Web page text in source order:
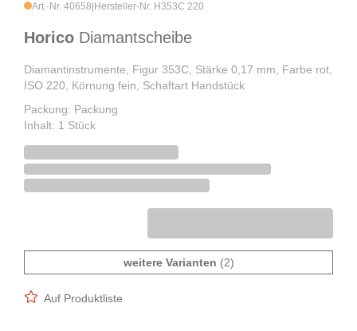
Art.-Nr. 40658 Hersteller-Nr. H353C 220
Horico Diamantscheibe
Diamantinstrumente, Figur 353C, Stärke 0,17 mm, Farbe rot,
ISO 220, Körnung fein, Schaftart Handstück
Packung: Packung
Inhalt: 1 Stück
weitere Varianten (2)
Auf Produktliste